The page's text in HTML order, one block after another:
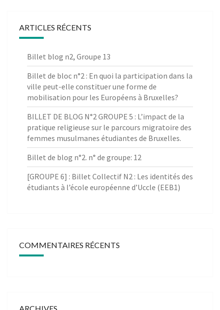
ARTICLES RÉCENTS
Billet blog n2, Groupe 13
Billet de bloc n°2 : En quoi la participation dans la
ville peut-elle constituer une forme de
mobilisation pour les Européens à Bruxelles?
BILLET DE BLOG N°2 GROUPE 5 : L’impact de la
pratique religieuse sur le parcours migratoire des
femmes musulmanes étudiantes de Bruxelles.
Billet de blog n°2. n° de groupe: 12
[GROUPE 6] : Billet Collectif N2 : Les identités des
étudiants à l’école européenne d’Uccle (EEB1)
COMMENTAIRES RÉCENTS